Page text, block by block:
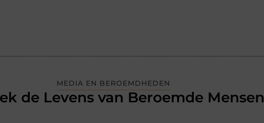
MEDIA EN BEROEMDHEDEN
de Levens van Beroemde Mensen